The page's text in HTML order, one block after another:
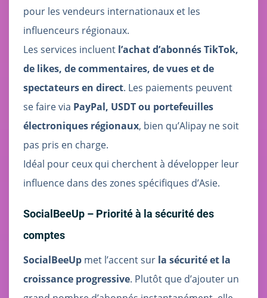
pour les vendeurs internationaux et les
influenceurs régionaux.
Les services incluent l’achat d’abonnés TikTok,
de likes, de commentaires, de vues et de
spectateurs en direct. Les paiements peuvent
se faire via PayPal, USDT ou portefeuilles
électroniques régionaux, bien qu’Alipay ne soit
pas pris en charge.
Idéal pour ceux qui cherchent à développer leur
influence dans des zones spécifiques d’Asie.
SocialBeeUp – Priorité à la sécurité des
comptes
SocialBeeUp met l’accent sur la sécurité et la
croissance progressive. Plutôt que d’ajouter un